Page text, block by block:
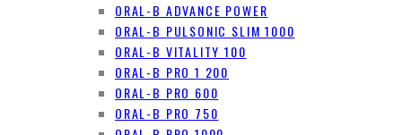
ORAL-B ADVANCE POWER
ORAL-B PULSONIC SLIM 1000
ORAL-B VITALITY 100
ORAL-B PRO 1 200
ORAL-B PRO 600
ORAL-B PRO 750